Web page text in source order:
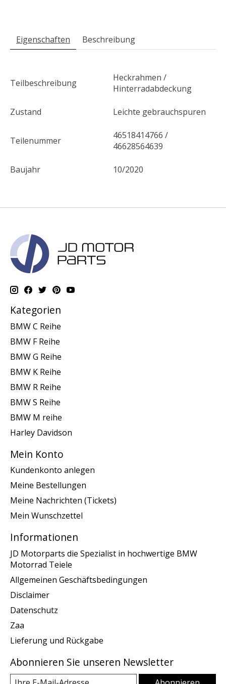
Eigenschaften Beschreibung
Teilbeschreibung
Heckrahmen /
Hinterradabdeckung
Zustand Leichte gebrauchspuren
Teilenummer
46518414766 /
46628564639
Baujahr 10/2020
Kategorien
BMW C Reihe
BMW F Reihe
BMW G Reihe
BMW K Reihe
BMW R Reihe
BMW S Reihe
BMW M reihe
Harley Davidson
Mein Konto
Kundenkonto anlegen
Meine Bestellungen
Meine Nachrichten (Tickets)
Mein Wunschzettel
Informationen
JD Motorparts die Spezialist in hochwertige BMW
Motorrad Teiele
Allgemeinen Geschäftsbedingungen
Disclaimer
Datenschutz
Zaa
Lieferung und Rückgabe
Abonnieren Sie unseren Newsletter